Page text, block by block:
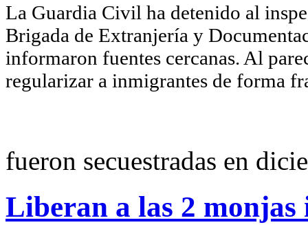
La Guardia Civil ha detenido al
Brigada de Extranjería y
informaron fuentes cercanas. Al
regularizar a inmigrantes de forma
fueron secuestradas en
Liberan a las 2